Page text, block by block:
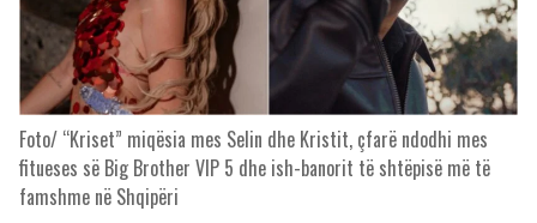
Foto/ “Kriset” miqësia mes Selin dhe Kristit, çfarë ndodhi mes
fitueses së Big Brother VIP 5 dhe ish-banorit të shtëpisë më të
famshme në Shqipëri